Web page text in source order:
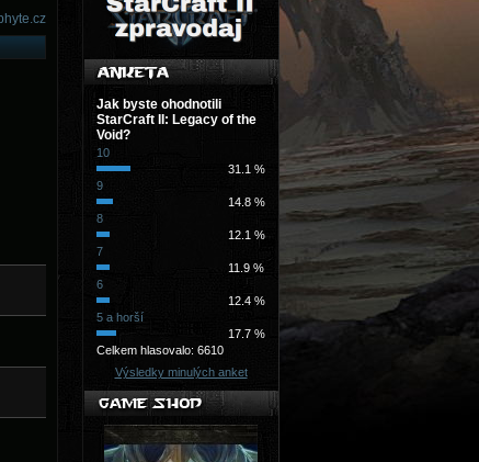
Jak byste ohodnotili
StarCraft II: Legacy of the
Void?
10
31.1 %
9
14.8 %
8
12.1 %
7
11.9 %
6
12.4 %
5 a horší
17.7 %
Celkem hlasovalo: 6610
Výsledky minulých anket